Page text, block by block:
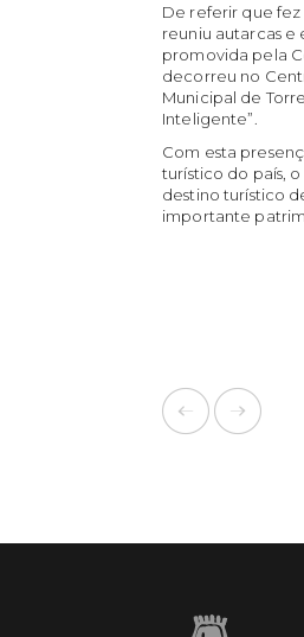
De referir que
reuniu autarcas e
promovida pela
decorreu no
Municipal de
Inteligente”.
Com esta
turístico do país,
destino turístico
importante